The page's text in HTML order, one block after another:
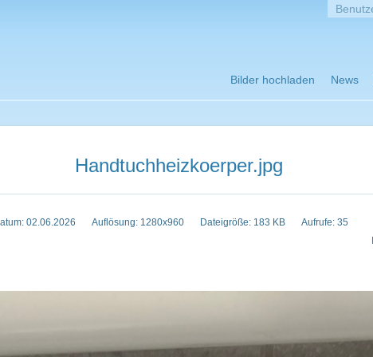
News
Bilder hochladen
Handtuchheizkoerper.jpg
02.06.2026 Auflösung: 1280x960 Dateigröße: 183 KB
Aufrufe: 35